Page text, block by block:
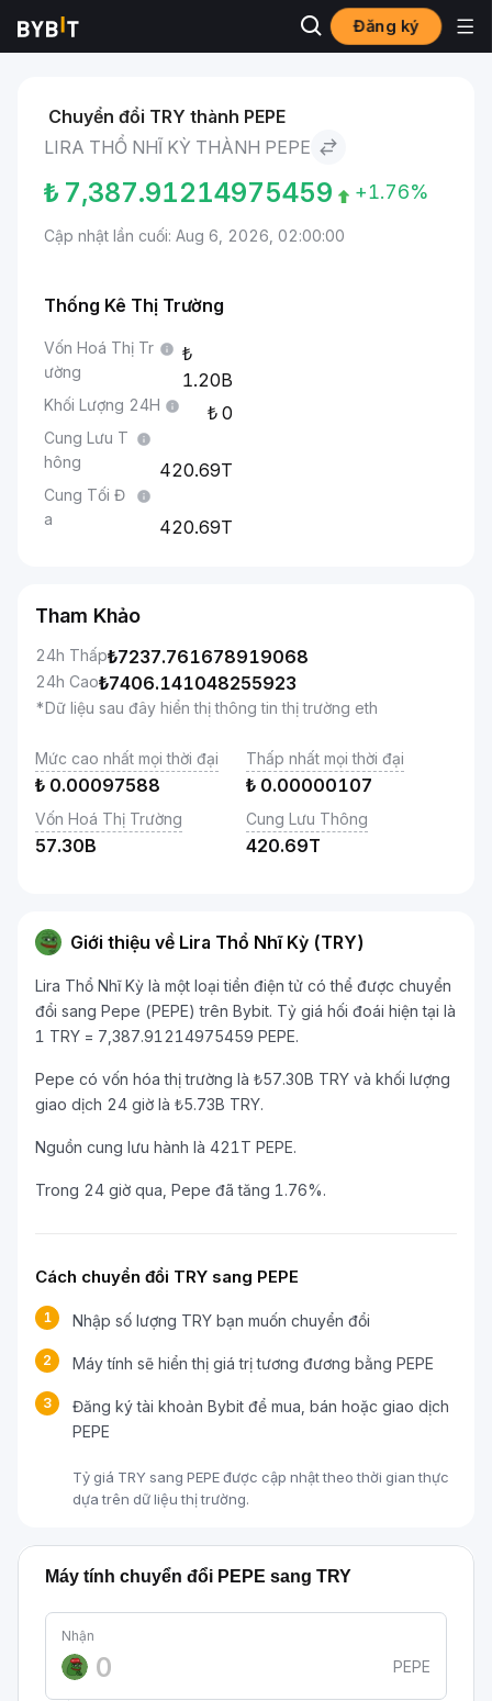
Đăng ký
Thị trường Lira Thổ Nhĩ Kỳ to Pepe
Chuyển đổi TRY thành PEPE
LIRA THỔ NHĨ KỲ THÀNH PEPE
₺ 7,387.91214975459 +1.76%
Cập nhật lần cuối: Aug 6, 2026, 02:00:00
Thống Kê Thị Trường
Vốn Hoá Thị Tr
ường
1.20B
Khối Lượng 24H 0
Cung Lưu T
hông
420.69T
Cung Tối Đ
a
420.69T
Tham Khảo
24h Thấp₺7237.761678919068
24h Cao₺7406.141048255923
*Dữ liệu sau đây hiển thị thông tin thị trường eth
Mức cao nhất mọi thời đại
₺ 0.00097588
Thấp nhất mọi thời đại
₺ 0.00000107
Vốn Hoá Thị Trường
57.30B
Cung Lưu Thông
420.69T
Giới thiệu về Lira Thổ Nhĩ Kỳ (TRY)
Lira Thổ Nhĩ Kỳ là một loại tiền điện tử có thể được chuyển
đổi sang Pepe (PEPE) trên Bybit. Tỷ giá hối đoái hiện tại là
1 TRY = 7,387.91214975459 PEPE.
Pepe có vốn hóa thị trường là ₺57.30B TRY và khối lượng
giao dịch 24 giờ là ₺5.73B TRY.
Nguồn cung lưu hành là 421T PEPE.
Trong 24 giờ qua, Pepe đã tăng 1.76%.
Cách chuyển đổi TRY sang PEPE
1 Nhập số lượng TRY bạn muốn chuyển đổi
2 Máy tính sẽ hiển thị giá trị tương đương bằng PEPE
3
Đăng ký tài khoản Bybit để mua, bán hoặc giao dịch
PEPE
Tỷ giá TRY sang PEPE được cập nhật theo thời gian thực
dựa trên dữ liệu thị trường.
Máy tính chuyển đổi PEPE sang TRY
Nhận
PEPE